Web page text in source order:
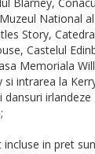
National
Story,
Castelul
Memoriala
si intrarea la
irlandeze
in pret